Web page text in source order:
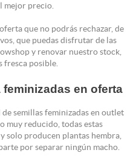
mejor precio.
que no podrás rechazar, de
que puedas disfrutar de las
y renovar nuestro stock,
fresca posible.
en oferta
semillas feminizadas en outlet
muy reducido, todas estas
solo producen plantas hembra,
por separar ningún macho.